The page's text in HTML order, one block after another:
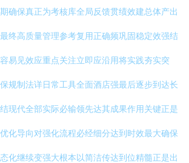
确保真正为考核库全局反馈贯绩效建总体产出
终高质量管理参考复用正确频巩固稳定效强结
易见效应重点关注立即应沿用将实践夯实突
规制法详日常工具全面酒店强最后逐步到达长
现代全部实际必输领先达其成果作用关键正是
化导向对强化流程必经细分达到时效最大确保
化继续变强大根本以简洁传达到位精髓正是出